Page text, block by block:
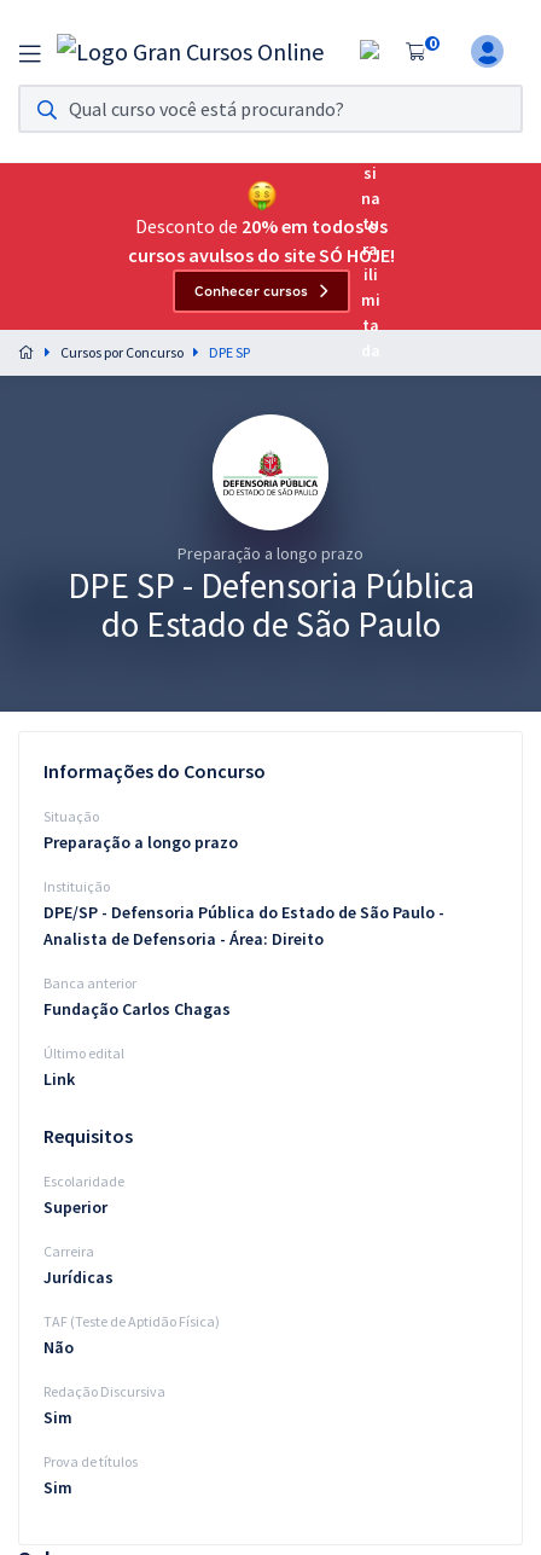
0
Assinatura Ilimitada 11
Acesso a todos os cursos. Teste grátis por 7 dias!
Assinatura OAB Até Passar
Acesso ilimitado a toda preparação para o Exame da
Preparação completa e intensiva para as principais
residências em saúde do Brasil
Graduação
Conteúdo gratuito
Blog
Aprovados
Atendimento
Desconto de 20% em todos os
cursos avulsos do site SÓ HOJE!
Conhecer cursos
Cursos por Concurso DPE SP
Preparação a longo prazo
DPE SP - Defensoria Pública
do Estado de São Paulo
Informações do Concurso
Situação
Preparação a longo prazo
Instituição
DPE/SP - Defensoria Pública do Estado de São Paulo -
Analista de Defensoria - Área: Direito
Banca anterior
Fundação Carlos Chagas
Último edital
Link
Requisitos
Escolaridade
Superior
Carreira
Jurídicas
TAF (Teste de Aptidão Física)
Não
Redação Discursiva
Sim
Prova de títulos
Sim